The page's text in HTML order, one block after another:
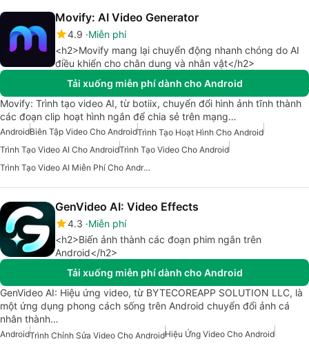
Movify: AI Video Generator
4.9 Miễn phí
<h2>Movify mang lại chuyển động nhanh chóng do AI
điều khiển cho chân dung và nhân vật</h2>
Tải xuống miễn phí dành cho Android
Movify: Trình tạo video AI, từ botiix, chuyển đổi hình ảnh tĩnh thành
các đoạn clip hoạt hình ngắn để chia sẻ trên mạng…
AndroidBiên Tập Video Cho AndroidTrình Tạo Hoạt Hình Cho Android
Trình Tạo Video AI Cho AndroidTrình Tạo Video Cho Android
Trình Tạo Video AI Miễn Phí Cho Android
GenVideo AI: Video Effects
4.3 Miễn phí
<h2>Biến ảnh thành các đoạn phim ngắn trên
Android</h2>
Tải xuống miễn phí dành cho Android
GenVideo AI: Hiệu ứng video, từ BYTECOREAPP SOLUTION LLC, là
một ứng dụng phong cách sống trên Android chuyển đổi ảnh cá
nhân thành…
AndroidTrình Chỉnh Sửa Video Cho AndroidHiệu Ứng Video Cho Android